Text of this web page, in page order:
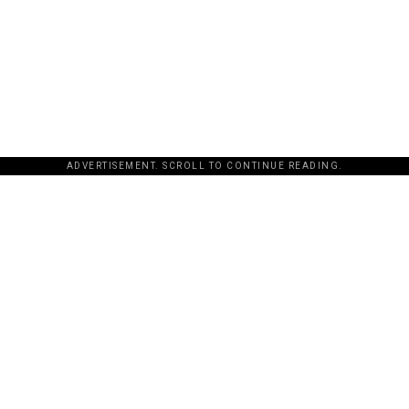
ADVERTISEMENT. SCROLL TO CONTINUE READING.